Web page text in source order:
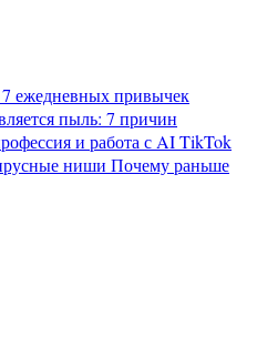
ежедневных привычек
пыль: 7 причин
и работа с AITikTok
ниши Почему раньше